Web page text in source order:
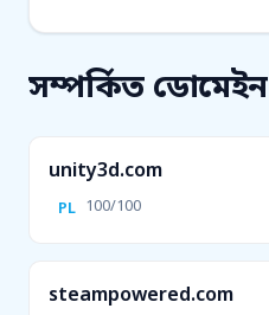
সম্পর্কিত ডোমেইন
unity3d.com
PL 100/100
steampowered.com